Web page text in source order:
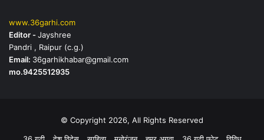
www.36garhi.com
Editor -Jayshree
Pandri , Raipur (c.g.)
Email: 36garhikhabar@gmail.com
mo.9425512935
© Copyright 2026, All Rights Reserved